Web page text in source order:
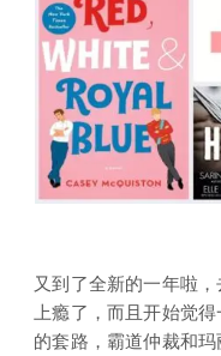
又到了全新的一年啦
上瘾了，而且开始觉
的套路，霸道仲裁和